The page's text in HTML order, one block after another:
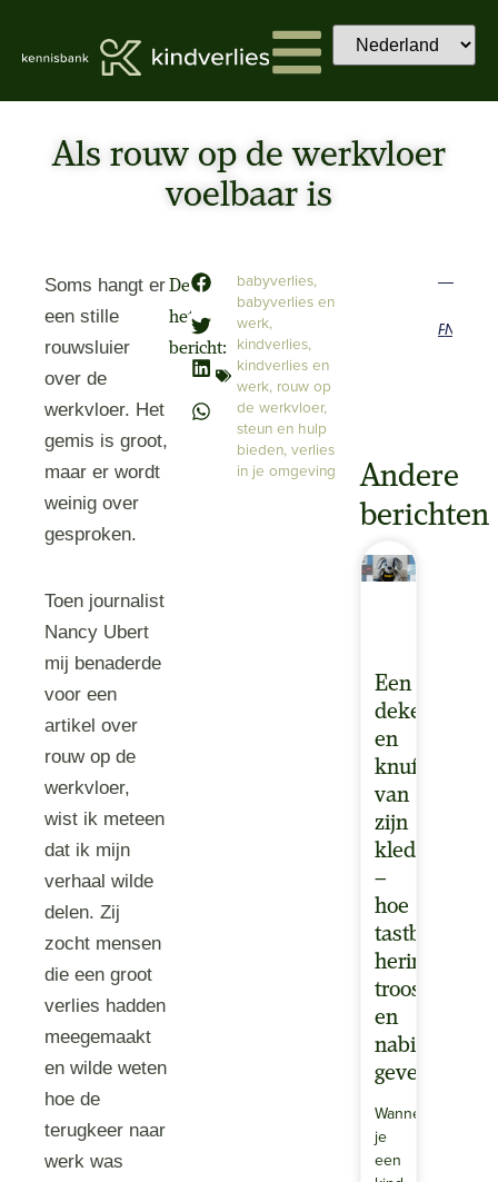
Als rouw op de werkvloer
voelbaar is
Soms hangt er
een stille
rouwsluier
over de
werkvloer. Het
gemis is groot,
maar er wordt
weinig over
gesproken.
Toen journalist
Nancy Ubert
mij benaderde
voor een
artikel over
rouw op de
werkvloer,
wist ik meteen
dat ik mijn
verhaal wilde
delen. Zij
zocht mensen
die een groot
verlies hadden
meegemaakt
en wilde weten
hoe de
terugkeer naar
werk was
Deel
het
bericht:
babyverlies,
babyverlies en
werk,
kindverlies,
kindverlies en
werk, rouw op
de werkvloer,
steun en hulp
bieden, verlies
in je omgeving
Andere
berichten
Een
deken
en
knuffel
van
zijn
kleding
–
hoe
tastbare
troost
en
nabijheid
geven
Wanneer
je
een
Previous